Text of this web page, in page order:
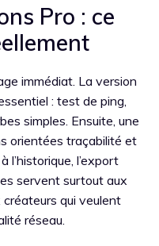
Pro : ce
immédiat. La version
: test de ping,
simples. Ensuite, une
orientées traçabilité et
l’historique, l’export
servent surtout aux
créateurs qui veulent
réseau.